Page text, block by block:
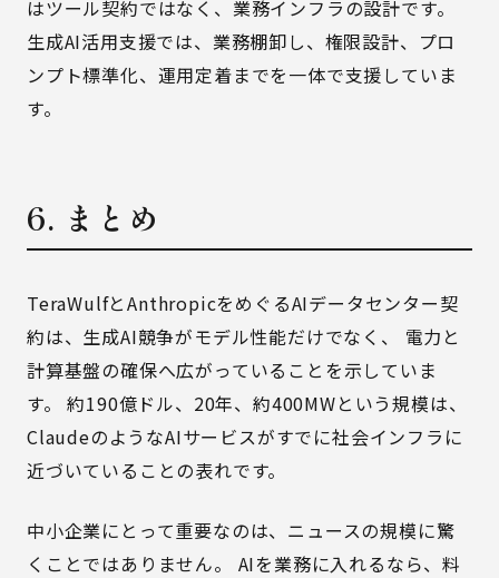
はツール契約ではなく、業務インフラの設計です。
生成AI活用支援では、業務棚卸し、権限設計、プロ
ンプト標準化、運用定着までを一体で支援していま
す。
6. まとめ
TeraWulfとAnthropicをめぐるAIデータセンター契
約は、生成AI競争がモデル性能だけでなく、 電力と
計算基盤の確保へ広がっていることを示していま
す。 約190億ドル、20年、約400MWという規模は、
ClaudeのようなAIサービスがすでに社会インフラに
近づいていることの表れです。
中小企業にとって重要なのは、ニュースの規模に驚
くことではありません。 AIを業務に入れるなら、料